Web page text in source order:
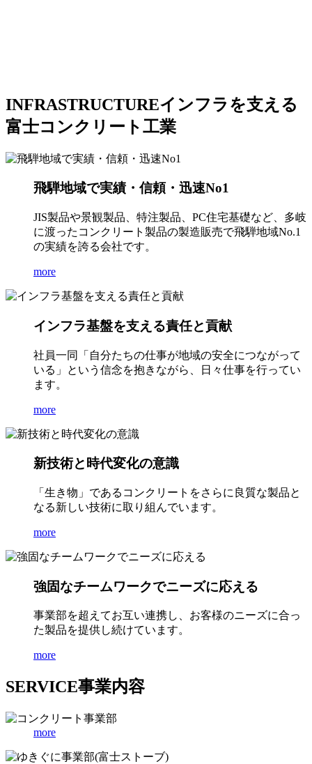
INFRASTRUCTUREインフラを支える
富士コンクリート工業
飛騨地域で実績・信頼・迅速No1
JIS製品や景観製品、特注製品、PC住宅基礎など、多岐
に渡ったコンクリート製品の製造販売で飛騨地域No.1
の実績を誇る会社です。
more
インフラ基盤を支える責任と貢献
社員一同「自分たちの仕事が地域の安全につながって
いる」という信念を抱きながら、日々仕事を行ってい
ます。
more
新技術と時代変化の意識
「生き物」であるコンクリートをさらに良質な製品と
なる新しい技術に取り組んでいます。
more
強固なチームワークでニーズに応える
事業部を超えてお互い連携し、お客様のニーズに合っ
た製品を提供し続けています。
more
SERVICE事業内容
more